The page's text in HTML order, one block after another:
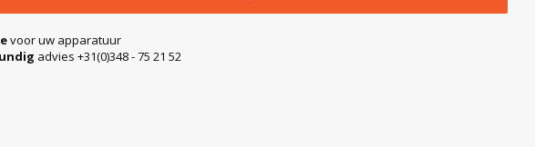
voor uw apparatuur
advies +31(0)348 - 75 21 52